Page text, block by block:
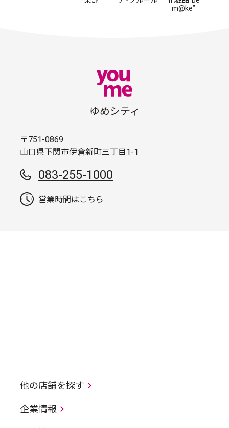
m@ke”
ゆめシティ
〒751-0869
山口県下関市伊倉新町三丁目1-1
083-255-1000
営業時間はこちら
他の店舗を探す
企業情報